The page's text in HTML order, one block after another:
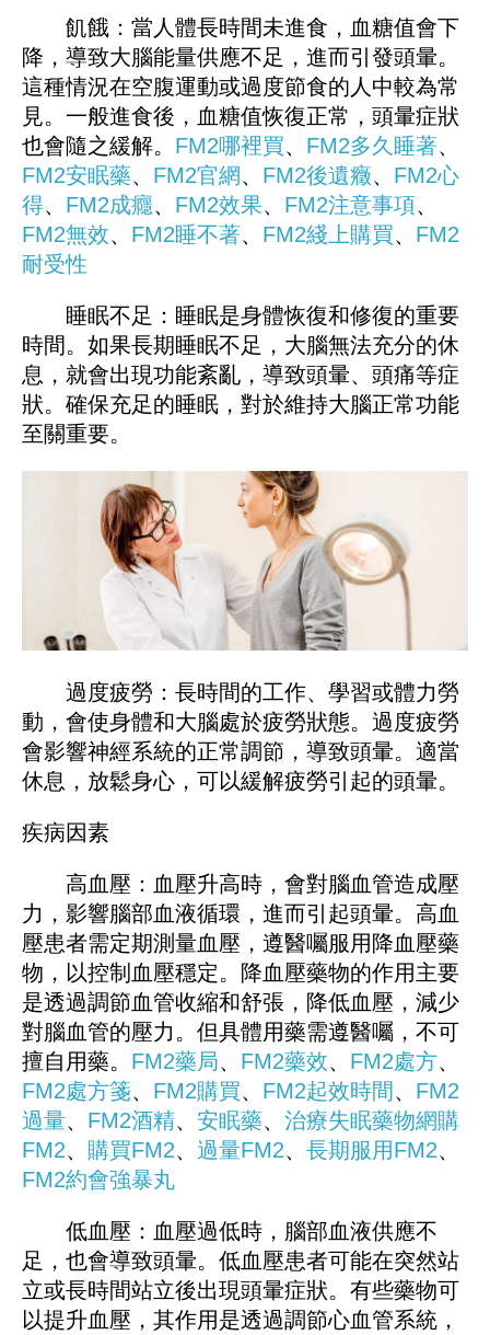
飢餓：當人體長時間未進食，血糖值會下
降，導致大腦能量供應不足，進而引發頭暈。
這種情況在空腹運動或過度節食的人中較為常
見。一般進食後，血糖值恢復正常，頭暈症狀
也會隨之緩解。 FM2哪裡買、 FM2多久睡著、
FM2安眠藥、 FM2官網、 FM2後遺癥、 FM2心
得、 FM2成癮、 FM2效果、 FM2注意事項、
FM2無效、 FM2睡不著、 FM2綫上購買、 FM2
耐受性
睡眠不足：睡眠是身體恢復和修復的重要
時間。如果長期睡眠不足，大腦無法充分的休
息，就會出現功能紊亂，導致頭暈、頭痛等症
狀。確保充足的睡眠，對於維持大腦正常功能
至關重要。
過度疲勞：長時間的工作、學習或體力勞
動，會使身體和大腦處於疲勞狀態。過度疲勞
會影響神經系統的正常調節，導致頭暈。適當
休息，放鬆身心，可以緩解疲勞引起的頭暈。
疾病因素
高血壓：血壓升高時，會對腦血管造成壓
力，影響腦部血液循環，進而引起頭暈。高血
壓患者需定期測量血壓，遵醫囑服用降血壓藥
物，以控制血壓穩定。降血壓藥物的作用主要
是透過調節血管收縮和舒張，降低血壓，減少
對腦血管的壓力。但具體用藥需遵醫囑，不可
擅自用藥。 FM2藥局、 FM2藥效、 FM2處方、
FM2處方箋、 FM2購買、 FM2起效時間、 FM2
過量、 FM2酒精、 安眠藥、 治療失眠藥物網購
FM2、 購買FM2、 過量FM2、 長期服用FM2、
FM2約會強暴丸
低血壓：血壓過低時，腦部血液供應不
足，也會導致頭暈。低血壓患者可能在突然站
立或長時間站立後出現頭暈症狀。有些藥物可
以提升血壓，其作用是透過調節心血管系統，